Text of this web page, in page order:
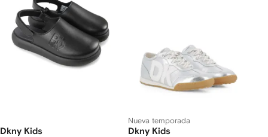
Dkny Kids
Nueva temporada
Dkny Kids